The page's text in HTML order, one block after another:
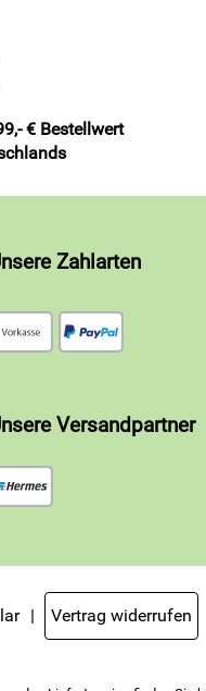
€ Bestellwert
Zahlarten
Versandpartner
Vertrag widerrufen